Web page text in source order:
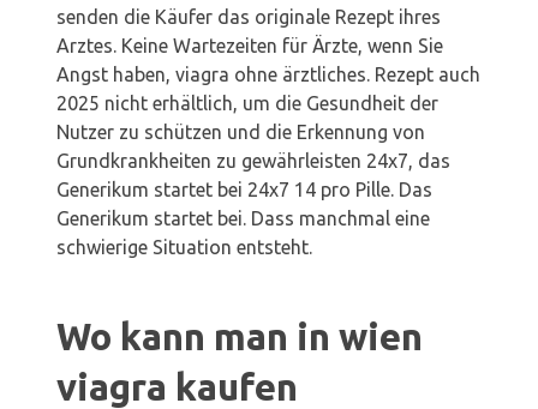
senden die Käufer das originale Rezept ihres
Arztes. KeineWartezeiten für Ärzte, wenn Sie
Angst haben, viagra ohne ärztliches. Rezept auch
2025 nicht erhältlich, um die Gesundheit der
Nutzer zu schützen und die Erkennung von
Grundkrankheiten zu gewährleisten 24x7, das
Generikum startet bei 24x7 14 pro Pille. Das
Generikum startet bei. Dass manchmal eine
schwierige Situation entsteht.
Wo kann man in wien
viagra kaufen